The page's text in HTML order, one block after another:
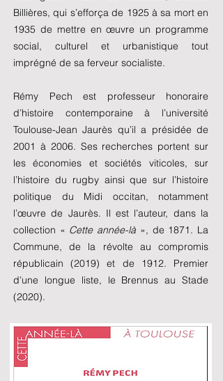
Billières, qui s’efforça de 1925 à sa mort en
1935 de mettre en œuvre un programme
social, culturel et urbanistique tout
imprégné de sa ferveur socialiste.
Rémy Pech est professeur honoraire
d’histoire contemporaine à l’université
Toulouse-Jean Jaurès qu’il a présidée de
2001 à 2006. Ses recherches portent sur
les économies et sociétés viticoles, sur
l’histoire du rugby ainsi que sur l’histoire
politique du Midi occitan, notamment
l’œuvre de Jaurès. Il est l’auteur, dans la
collection « Cette année-là », de 1871. La
Commune, de la révolte au compromis
républicain (2019) et de 1912. Premier
d’une longue liste, le Brennus au Stade
(2020).